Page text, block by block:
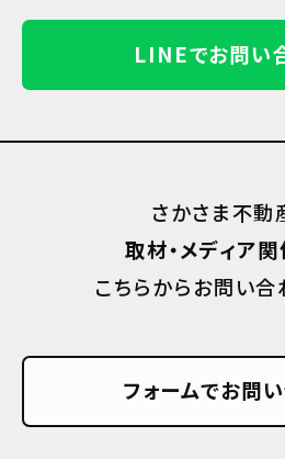
LINEでお問い
さかさま不動
取材・メディア
こちらからお問い合
フォームでお問